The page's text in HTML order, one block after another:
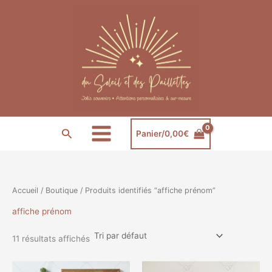
Rechercher Panier/0,00€
Accueil / Boutique / Produits identifiés “affiche prénom”
affiche prénom
11 résultats affichés
Ce